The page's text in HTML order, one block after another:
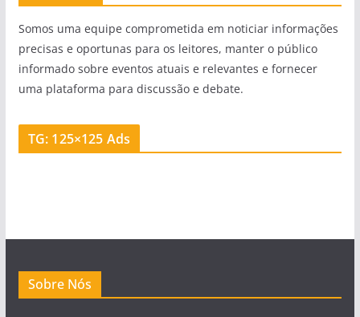
Somos uma equipe comprometida em noticiar informações
precisas e oportunas para os leitores, manter o público
informado sobre eventos atuais e relevantes e fornecer
uma plataforma para discussão e debate.
TG: 125×125 Ads
Sobre Nós